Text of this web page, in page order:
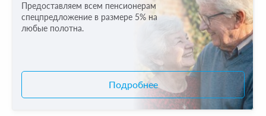
Предоставляем всем пенсионерам
спецпредложение в размере 5% на
любые полотна.
Подробнее